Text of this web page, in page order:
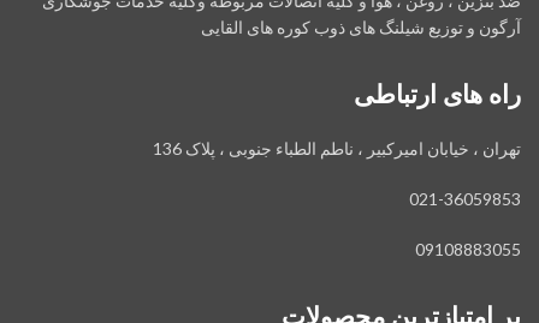
آرگون و توزیع شیلنگ های ذوب کوره های القایی
راه های ارتباطی
تهران ، خیابان امیرکبیر ، ناطم الطباء جنوبی ، پلاک 136
021-36059853
09108883055